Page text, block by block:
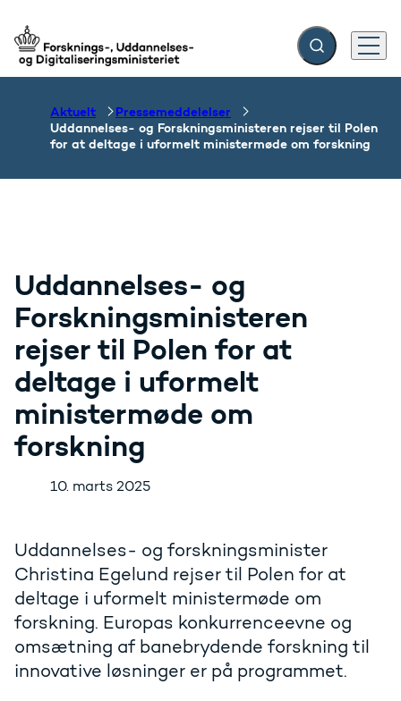
Gå til forsiden Fold søgefelt ud
Menu
Aktuelt
Pressemeddelelser
Uddannelses- og Forskningsministeren rejser til Polen
for at deltage i uformelt ministermøde om forskning
Uddannelses- og
Forskningsministeren
rejser til Polen for at
deltage i uformelt
ministermøde om
forskning
10. marts 2025
Uddannelses- og forskningsminister
Christina Egelund rejser til Polen for at
deltage i uformelt ministermøde om
forskning. Europas konkurrenceevne og
omsætning af banebrydende forskning til
innovative løsninger er på programmet.